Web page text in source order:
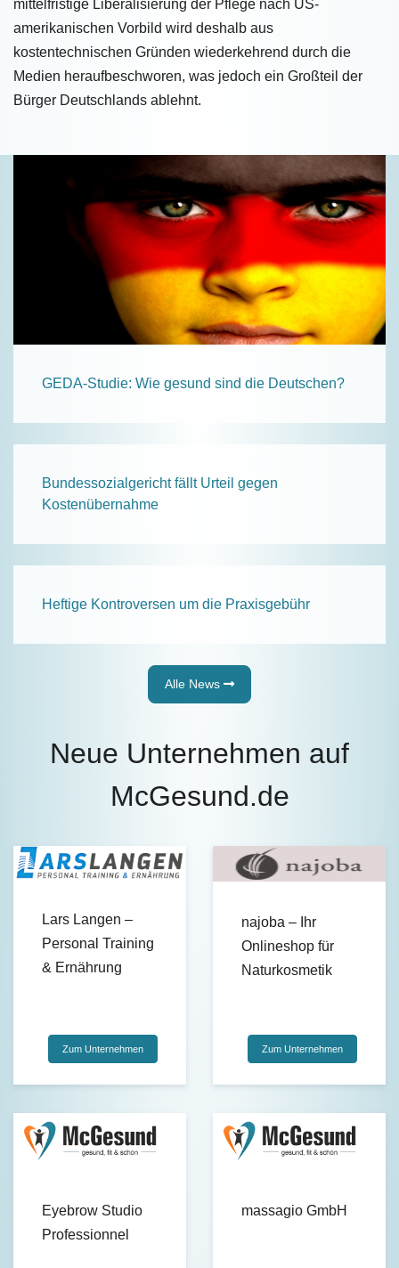
mittelfristige Liberalisierung der Pflege nach US-
amerikanischen Vorbild wird deshalb aus
kostentechnischen Gründen wiederkehrend durch die
Medien heraufbeschworen, was jedoch ein Großteil der
Bürger Deutschlands ablehnt.
GEDA-Studie: Wie gesund sind die Deutschen?
Bundessozialgericht fällt Urteil gegen
Kostenübernahme
Heftige Kontroversen um die Praxisgebühr
Alle News
Neue Unternehmen auf
McGesund.de
Lars Langen –
Personal Training
& Ernährung
Zum Unternehmen
najoba – Ihr
Onlineshop für
Naturkosmetik
Zum Unternehmen
Eyebrow Studio
Professionnel
massagio GmbH